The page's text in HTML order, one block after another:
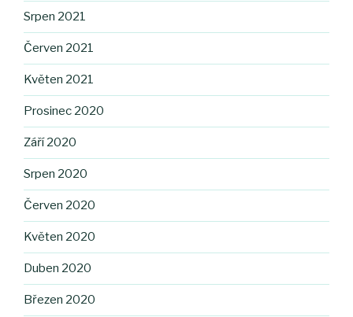
Srpen 2021
Červen 2021
Květen 2021
Prosinec 2020
Září 2020
Srpen 2020
Červen 2020
Květen 2020
Duben 2020
Březen 2020